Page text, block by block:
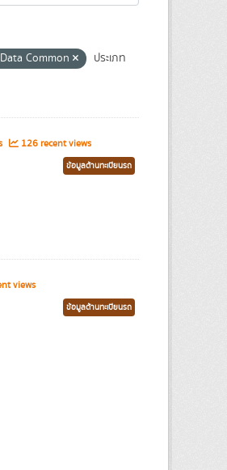
Common
ประเภท
126 recent views
ข้อมูลด้านทะเบียนรถ
views
ข้อมูลด้านทะเบียนรถ